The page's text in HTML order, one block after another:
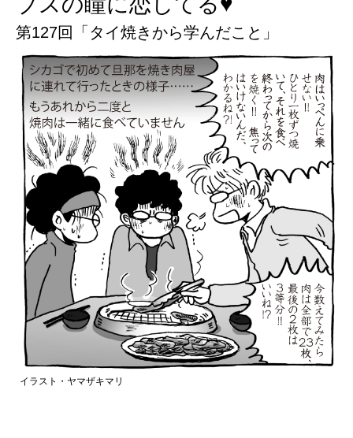
第127回「タイ焼きから学んだこと」
イラスト・ヤマザキマリ